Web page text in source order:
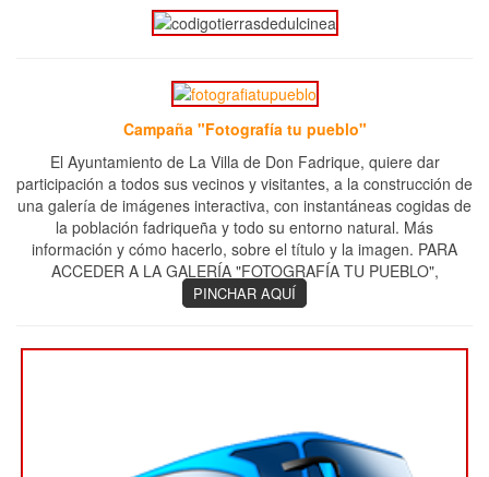
Campaña "Fotografía tu pueblo"
El Ayuntamiento de La Villa de Don Fadrique, quiere dar
participación a todos sus vecinos y visitantes, a la construcción de
una galería de imágenes interactiva, con instantáneas cogidas de
la población fadriqueña y todo su entorno natural. Más
información y cómo hacerlo, sobre el título y la imagen. PARA
ACCEDER A LA GALERÍA "FOTOGRAFÍA TU PUEBLO",
PINCHAR AQUÍ